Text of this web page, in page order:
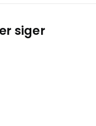
siger